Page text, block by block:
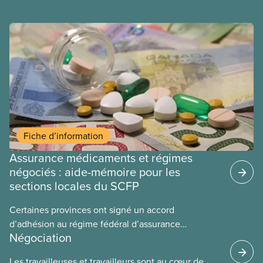
Fiche d’information
Assurance médicaments et régimes
négociés : aide-mémoire pour les
sections locales du SCFP
Certaines provinces ont signé un accord
d’adhésion au régime fédéral d’assurance
médicaments. Les sections locales du SCFP dans
Négociation